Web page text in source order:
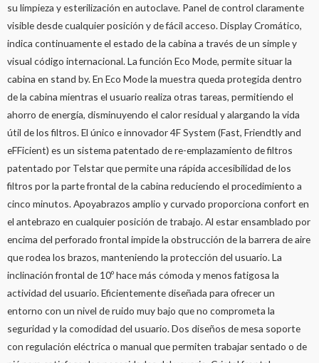
su limpieza y esterilización en autoclave. Panel de control claramente
visible desde cualquier posición y de fácil acceso. Display Cromático,
indica continuamente el estado de la cabina a través de un simple y
visual código internacional. La función Eco Mode, permite situar la
cabina en stand by. En Eco Mode la muestra queda protegida dentro
de la cabina mientras el usuario realiza otras tareas, permitiendo el
ahorro de energía, disminuyendo el calor residual y alargando la vida
útil de los filtros. El único e innovador 4F System (Fast, Friendtly and
eFFicient) es un sistema patentado de re-emplazamiento de filtros
patentado por Telstar que permite una rápida accesibilidad de los
filtros por la parte frontal de la cabina reduciendo el procedimiento a
cinco minutos. Apoyabrazos amplio y curvado proporciona confort en
el antebrazo en cualquier posición de trabajo. Al estar ensamblado por
encima del perforado frontal impide la obstrucción de la barrera de aire
que rodea los brazos, manteniendo la protección del usuario. La
inclinación frontal de 10º hace más cómoda y menos fatigosa la
actividad del usuario. Eficientemente diseñada para ofrecer un
entorno con un nivel de ruido muy bajo que no comprometa la
seguridad y la comodidad del usuario. Dos diseños de mesa soporte
con regulación eléctrica o manual que permiten trabajar sentado o de